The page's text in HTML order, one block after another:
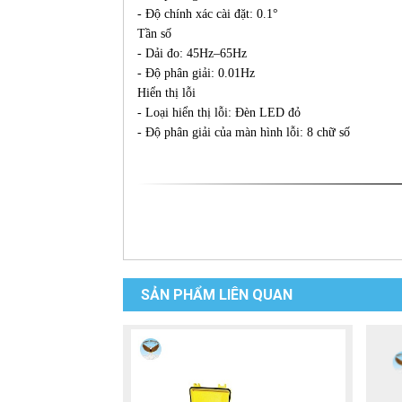
- Độ chính xác cài đặt: 0.1°
Tần số
- Dải đo: 45Hz–65Hz
- Độ phân giải: 0.01Hz
Hiển thị lỗi
- Loại hiển thị lỗi: Đèn LED đỏ
- Độ phân giải của màn hình lỗi: 8 chữ số
SẢN PHẨM LIÊN QUAN